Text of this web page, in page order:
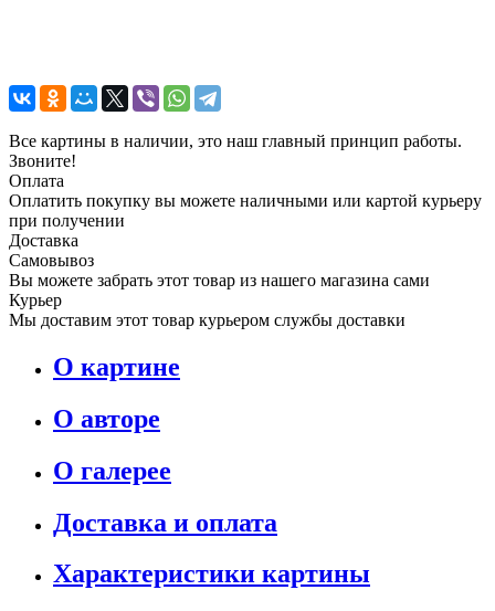
Все картины в наличии, это наш главный принцип работы.
Звоните!
Оплата
Оплатить покупку вы можете наличными или картой курьеру
при получении
Доставка
Самовывоз
Вы можете забрать этот товар из нашего магазина сами
Курьер
Мы доставим этот товар курьером службы доставки
О картине
О авторе
О галерее
Доставка и оплата
Характеристики картины